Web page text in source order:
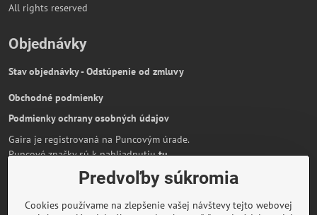
All rights reserved
Objednávky
Stav objednávky - Odstúpenie od zmluvy
Obchodné podmienky
Podmienky ochrany osobných údajov
Gaira je registrovaná na Puncovým úrade.
Puncové značky sú k nahliadnutiutu.
Partnerská stránka:AmiraShop.sk Bypami.cz
Informácie o platbe kartou
Predvoľby súkromia
Cookies používame na zlepšenie vašej návštevy tejto webovej